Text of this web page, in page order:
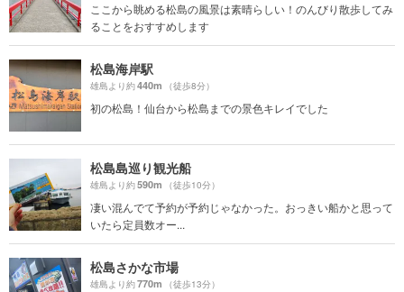
ここから眺める松島の風景は素晴らしい！のんびり散歩してみ
ることをおすすめします
松島海岸駅
雄島より約440m （徒歩8分）
初の松島！仙台から松島までの景色キレイでした
松島島巡り観光船
雄島より約590m （徒歩10分）
凄い混んでて予約が予約じゃなかった。おっきい船かと思って
いたら定員数オー...
松島さかな市場
雄島より約770m （徒歩13分）